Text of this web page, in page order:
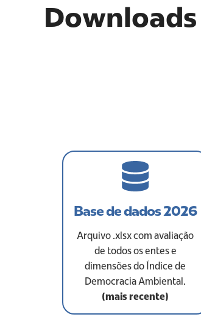
Downloads
Base de dados 2026
Arquivo .xlsx com avaliação
de todos os entes e
dimensões do Índice de
Democracia Ambiental.
(mais recente)